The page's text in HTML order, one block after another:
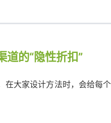
道的“隐性折扣”
大家设计方法时，会给每